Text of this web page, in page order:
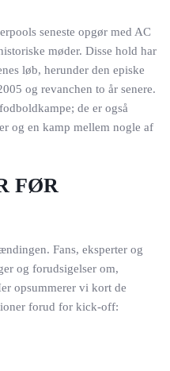
seneste opgør med AC
møder. Disse hold har
løb, herunder den episke
og revanchen to år senere.
de er også
og en kamp mellem nogle af
FØR
Fans, eksperter og
og forudsigelser om,
opsummerer vi kort de
forud for kick-off: